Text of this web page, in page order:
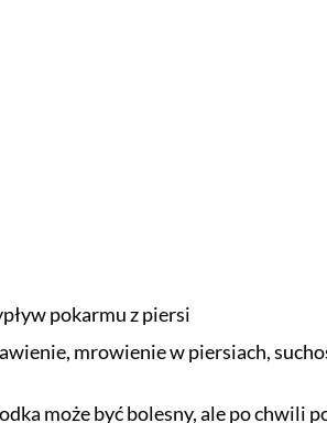
pokarmu z piersi
mrowienie w piersiach,
może być bolesny, ale po chwili